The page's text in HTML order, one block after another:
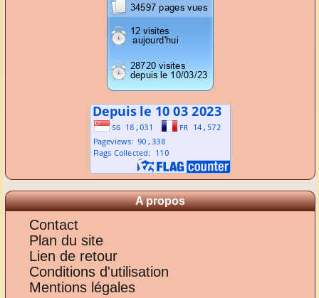
A propos
Contact
Plan du site
Lien de retour
Conditions d'utilisation
Mentions légales